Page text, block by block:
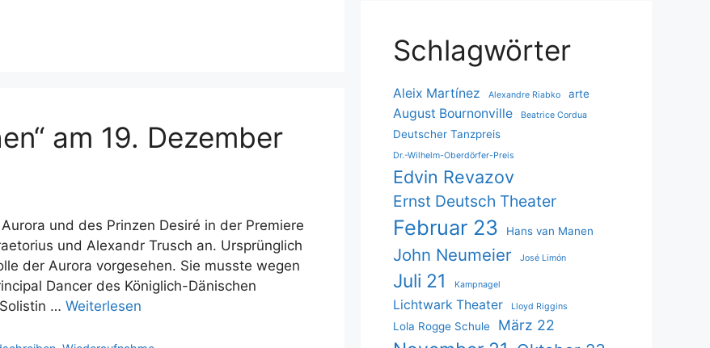
am 19. Dezember
und des Prinzen Desiré in der Premiere
und Alexandr Trusch an. Ursprünglich
der Aurora vorgesehen. Sie musste wegen
Dancer des Königlich-Dänischen
… Weiterlesen
Schlagwörter
Aleix Martínez Alexandre Riabko arte
August Bournonville Beatrice Cordua
Deutscher Tanzpreis
Dr.-Wilhelm-Oberdörfer-Preis
Edvin Revazov
Ernst Deutsch Theater
Februar 23 Hans van Manen
John Neumeier José Limón
Juli 21 Kampnagel
Lichtwark Theater Lloyd Riggins
Lola Rogge Schule März 22